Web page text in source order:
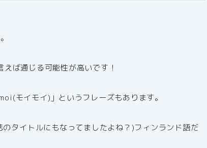
ば通じる可能性が高いです！
モイモイ)」というフレーズもあります。
タイトルにもなってましたよね？)フィンランド語だ